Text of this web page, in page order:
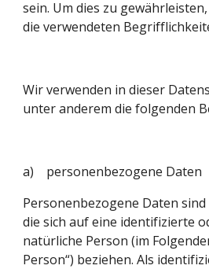
sein. Um dies zu
die verwendeten
Wir verwenden in dieser
unter anderem die folgenden
a)    personenbezogene Daten
Personenbezogene Daten
die sich auf eine identifizierte
natürliche Person (im
Person“) beziehen. Als